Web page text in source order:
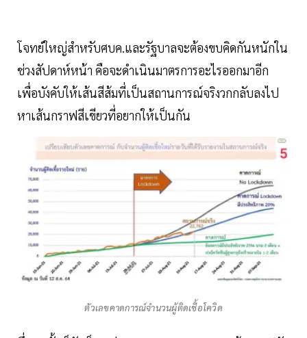
โจทย์ใหญ่สำหรับศบค.และรัฐบาลจะต้องขบคิดกันหนักใน
ช่วงสัปดาห์หน้า คือจะดำเนินมาตรการอะไรออกมาอีก
เพื่อบังคับให้เส้นสีส้มที่เป็นสถานการณ์จริงวกกลับลงไป
หาเส้นกราฟสีเขียวที่อยากให้เป็นกัน
ตัวเลขคาดการณ์จำนวนผู้ติดเชื้อโควิด